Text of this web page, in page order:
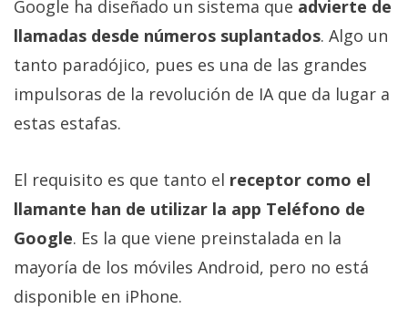
Google ha diseñado un sistema que advierte de
llamadas desde números suplantados. Algo un
tanto paradójico, pues es una de las grandes
impulsoras de la revolución de IA que da lugar a
estas estafas.
El requisito es que tanto el receptor como el
llamante han de utilizar la app Teléfono de
Google. Es la que viene preinstalada en la
mayoría de los móviles Android, pero no está
disponible en iPhone.